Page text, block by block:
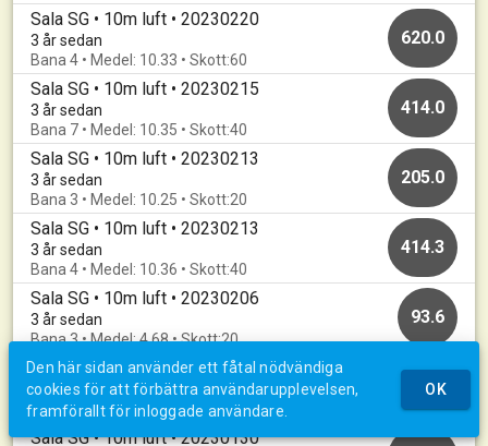
Sala SG • 10m luft • 20230220
3 år sedan
Bana 4 • Medel: 10.33 • Skott:60
620.0
Sala SG • 10m luft • 20230215
3 år sedan
Bana 7 • Medel: 10.35 • Skott:40
414.0
Sala SG • 10m luft • 20230213
3 år sedan
Bana 3 • Medel: 10.25 • Skott:20
205.0
Sala SG • 10m luft • 20230213
3 år sedan
Bana 4 • Medel: 10.36 • Skott:40
414.3
Sala SG • 10m luft • 20230206
3 år sedan
Bana 3 • Medel: 4.68 • Skott:20
93.6
Sala SG • 10m luft • 20230206
3 år sedan
Bana 4 • Medel: 10.39 • Skott:40
415.7
Sala SG • 10m luft • 20230130
Den här sidan använder ett fåtal nödvändiga
cookies för att förbättra användarupplevelsen,
framförallt för inloggade användare.
OK